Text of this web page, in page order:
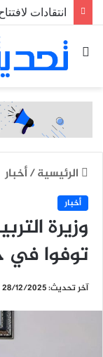
بحث
عن
الرئيسية/أخبار
أخبار
وزيرة
توفوا في
آخر تحديث: 28/12/2025 - 12:53 ص